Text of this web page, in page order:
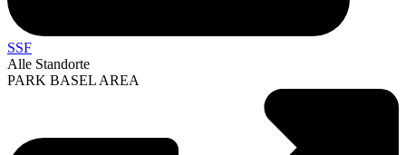
SSF
Alle Standorte
PARK BASEL AREA